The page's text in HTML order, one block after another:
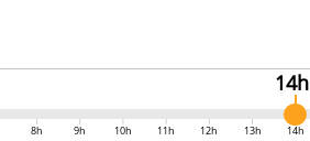
14h
8h 9h 10h 11h 12h 13h 14h